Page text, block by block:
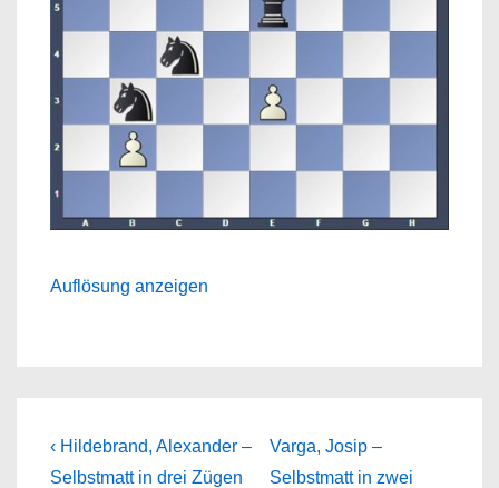
Auflösung anzeigen
Beitragsnavigation
Previous
Post
‹ Hildebrand, Alexander –
Selbstmatt in drei Zügen
Next
Post
Varga, Josip –
Selbstmatt in zwei